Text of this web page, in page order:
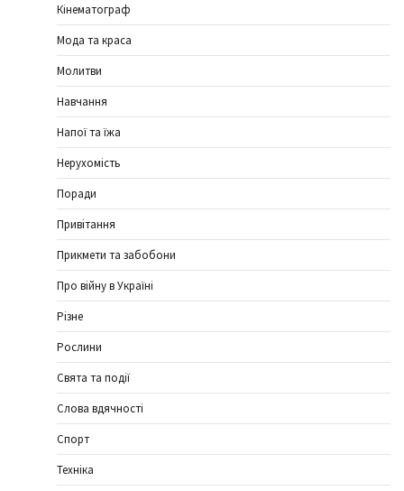
Кінематограф
Мода та краса
Молитви
Навчання
Напої та їжа
Нерухомість
Поради
Привітання
Прикмети та забобони
Про війну в Україні
Різне
Рослини
Свята та події
Слова вдячності
Спорт
Техніка